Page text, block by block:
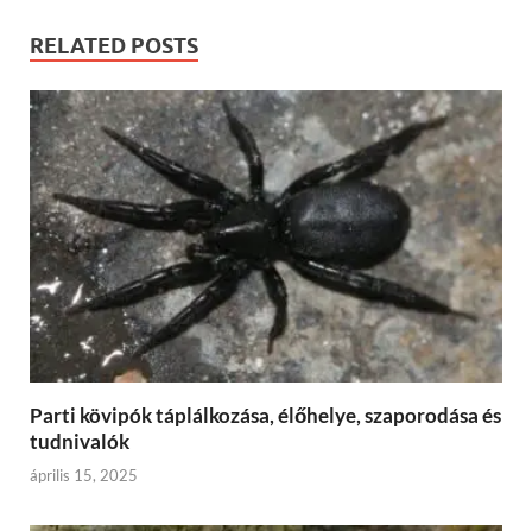
RELATED POSTS
Parti kövipók táplálkozása, élőhelye, szaporodása és
tudnivalók
április 15, 2025